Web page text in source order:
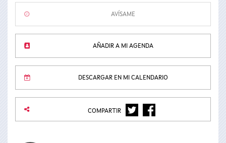
AVÍSAME
AÑADIR A MI AGENDA
DESCARGAR EN MI CALENDARIO
COMPARTIR TWITTERFACEBOOK